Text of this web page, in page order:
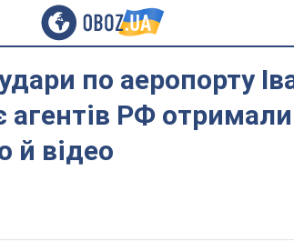
по аеропорту
агентів РФ
й відео